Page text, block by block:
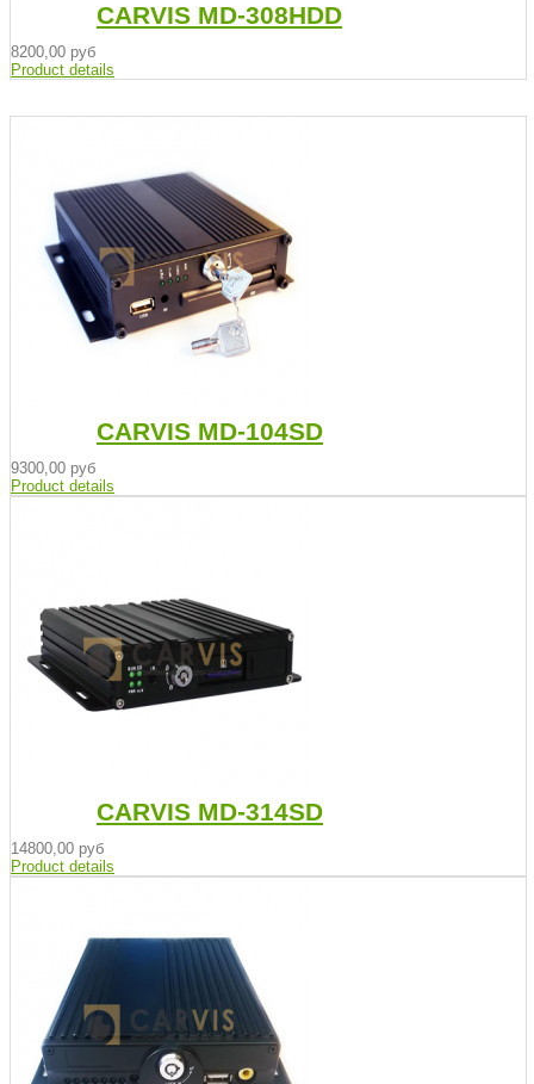
CARVIS MD-308HDD
8200,00 руб
Product details
CARVIS MD-104SD
9300,00 руб
Product details
CARVIS MD-314SD
14800,00 руб
Product details